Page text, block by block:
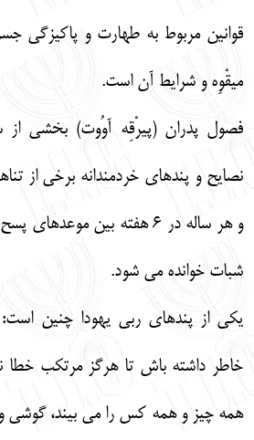
قوانين مربوط به طهارت و پاكيزگي
ميقْوِه و شرايط آن است.
فصول پدران (پيرْقِه آوُوت) بخشي از
نصايح و پندهاي خردمندانه برخي از
و هر ساله در 6 هفته بين
شبات خوانده مي شود.
يكي از پندهاي ربي يهودا چنين
خاطر داشته باش تا هرگز مرتكب
همه چيز و همه كس را مي بيند، گوشي